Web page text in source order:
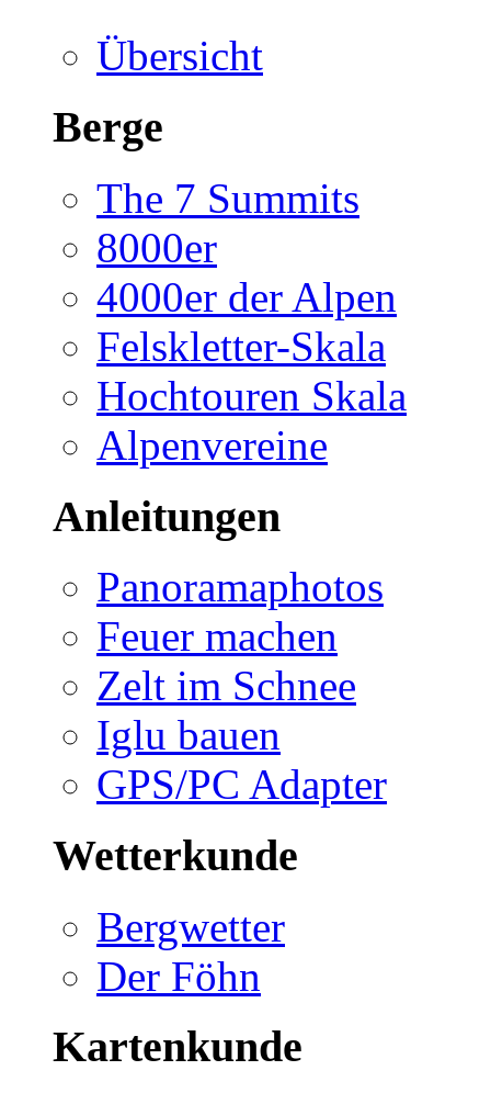
Übersicht
Berge
The 7 Summits
8000er
4000er der Alpen
Felskletter-Skala
Hochtouren Skala
Alpenvereine
Anleitungen
Panoramaphotos
Feuer machen
Zelt im Schnee
Iglu bauen
GPS/PC Adapter
Wetterkunde
Bergwetter
Der Föhn
Kartenkunde